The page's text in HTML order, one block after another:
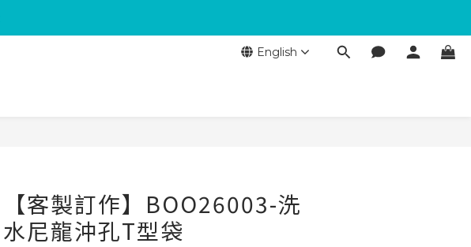
English
【客製訂作】BOO26003-洗
水尼龍沖孔T型袋